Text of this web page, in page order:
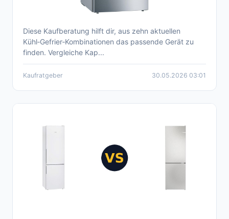
Kühl‑Gefrier‑Kombinationen 2026:
Kaufberatung und Produktempfehlungen
Diese Kaufberatung hilft dir, aus zehn aktuellen
Kühl‑Gefrier‑Kombinationen das passende Gerät zu
finden. Vergleiche Kap...
Kaufratgeber 30.05.2026 03:01